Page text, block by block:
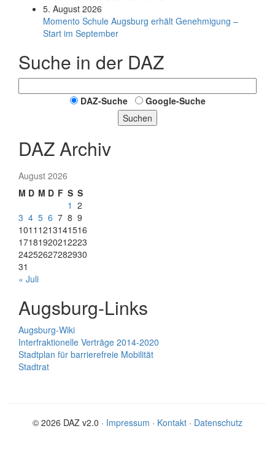
5. August 2026
Momento Schule Augsburg erhält Genehmigung –
Start im September
Suche in der DAZ
DAZ-Suche
Google-Suche
Suchen
DAZ Archiv
August 2026
M D M D F S S
1 2
3 4 5 6 7 8 9
1011 1213141516
17181920212223
24252627282930
31
« Juli
Augsburg-Links
Augsburg-Wiki
Interfraktionelle Verträge 2014-2020
Stadtplan für barrierefreie Mobilität
Stadtrat
© 2026 DAZ v2.0 · Impressum · Kontakt · Datenschutz